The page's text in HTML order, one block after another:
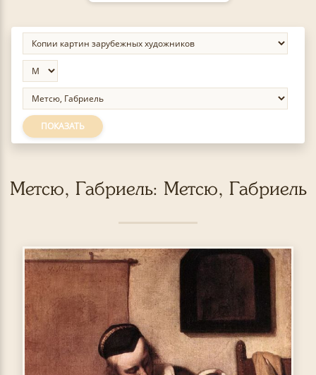
ПОКАЗАТЬ
Метсю, Габриель: Метсю, Габриель